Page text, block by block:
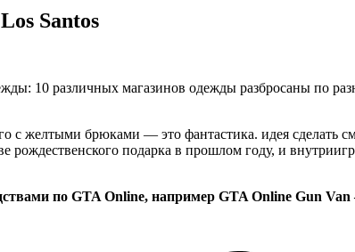
Santos
10 различных магазинов одежды разбросаны по
с желтыми брюками — это фантастика. идея сделать
рождественского подарка в прошлом году, и
по GTA Online, например GTA Online Gun